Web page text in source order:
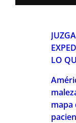
LO
mapa